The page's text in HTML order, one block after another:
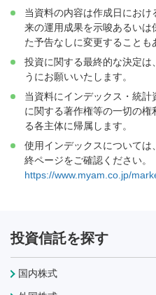
当資料の内容は作成日にお
来の運用成果を示唆あるいは
た予告なしに変更することも
投資に関する最終的な決定は
うにお願いいたします。
当資料にインデックス・統
に関する著作権等の一切の
る各主体に帰属します。
使用インデックスについて
終ページをご確認ください。
https://www.myam.co.jp/
投資信託を探す
国内株式